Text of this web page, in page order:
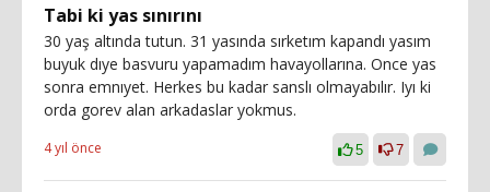
Tabi ki yas sınırını
30 yaş altında tutun. 31 yasında sırketım kapandı yasım
buyuk dıye basvuru yapamadım havayollarına. Once yas
sonra emnıyet. Herkes bu kadar sanslı olmayabılır. Iyı ki
orda gorev alan arkadaslar yokmus.
4 yıl önce 5 7